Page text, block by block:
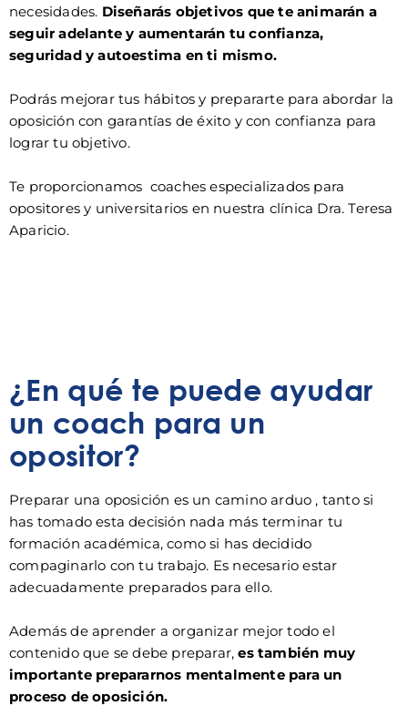
necesidades. Diseñarás objetivos que te animarán a
seguir adelante y aumentarán tu confianza,
seguridad y autoestima en ti mismo.
Podrás mejorar tus hábitos y prepararte para abordar la
oposición con garantías de éxito y con confianza para
lograr tu objetivo.
Te proporcionamos coaches especializados para
opositores y universitarios en nuestra clínica Dra. Teresa
Aparicio.
¿En qué te puede ayudar
un coach para un
opositor?
Preparar una oposición es un camino arduo , tanto si
has tomado esta decisión nada más terminar tu
formación académica, como si has decidido
compaginarlo con tu trabajo. Es necesario estar
adecuadamente preparados para ello.
Además de aprender a organizar mejor todo el
contenido que se debe preparar,es también muy
importante prepararnos mentalmente para un
proceso de oposición.